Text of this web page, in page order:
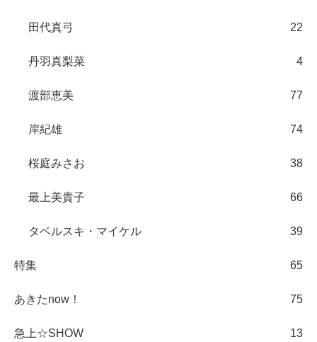
田代真弓 22
丹羽真梨菜 4
渡部恵美 77
岸紀雄 74
桜庭みさお 38
最上美貴子 66
タベルスキ・マイケル 39
特集 65
あきたnow！ 75
急上☆SHOW 13